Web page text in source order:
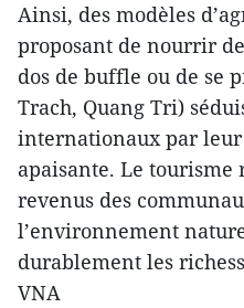
Ainsi, des modèles
proposant de nourrir
dos de buffle ou de se
Trach, Quang Tri)
internationaux par
apaisante. Le
revenus des
l’environnement
durablement les
VNA